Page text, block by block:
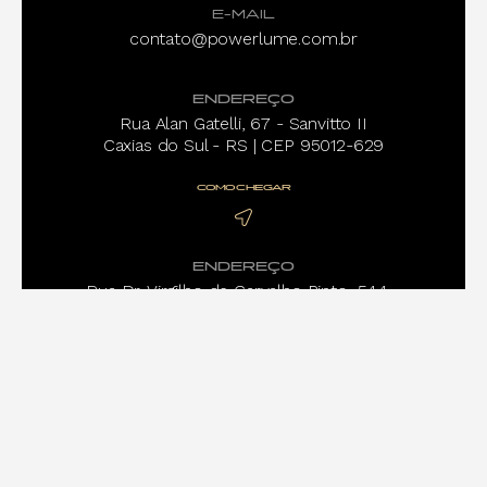
ENDEREÇO
Rua Alan Gatelli, 67 - Sanvitto II
Caxias do Sul - RS | CEP 95012-629
COMO CHEGAR
ENDEREÇO
Rua Dr. Virgilho de Carvalho Pinto, 544 -
E-MAIL
contato@powerlume.com.br